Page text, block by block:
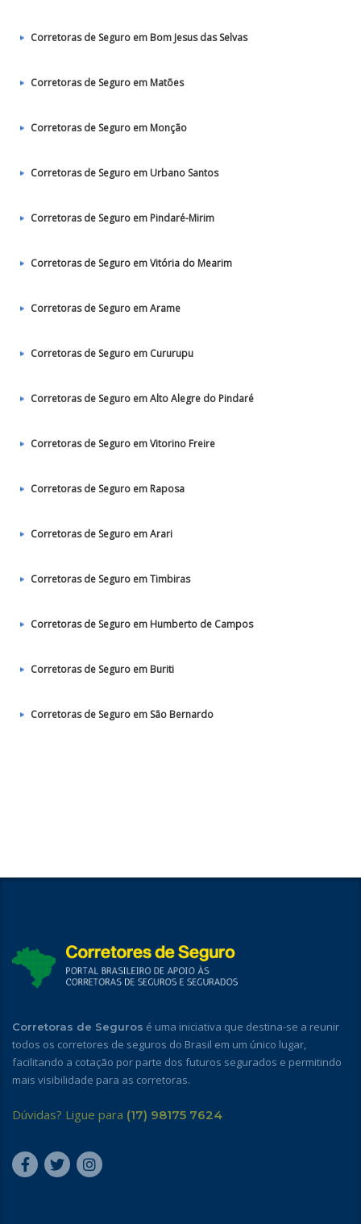
Corretoras de Seguro em Bom Jesus das Selvas
Corretoras de Seguro em Matões
Corretoras de Seguro em Monção
Corretoras de Seguro em Urbano Santos
Corretoras de Seguro em Pindaré-Mirim
Corretoras de Seguro em Vitória do Mearim
Corretoras de Seguro em Arame
Corretoras de Seguro em Cururupu
Corretoras de Seguro em Alto Alegre do Pindaré
Corretoras de Seguro em Vitorino Freire
Corretoras de Seguro em Raposa
Corretoras de Seguro em Arari
Corretoras de Seguro em Timbiras
Corretoras de Seguro em Humberto de Campos
Corretoras de Seguro em Buriti
Corretoras de Seguro em São Bernardo
Corretoras de Seguros é uma iniciativa que destina-se a reunir
todos os corretores de seguros do Brasil em um único lugar,
facilitando a cotação por parte dos futuros segurados e permitindo
mais visibilidade para as corretoras.
Dúvidas? Ligue para (17) 98175 7624